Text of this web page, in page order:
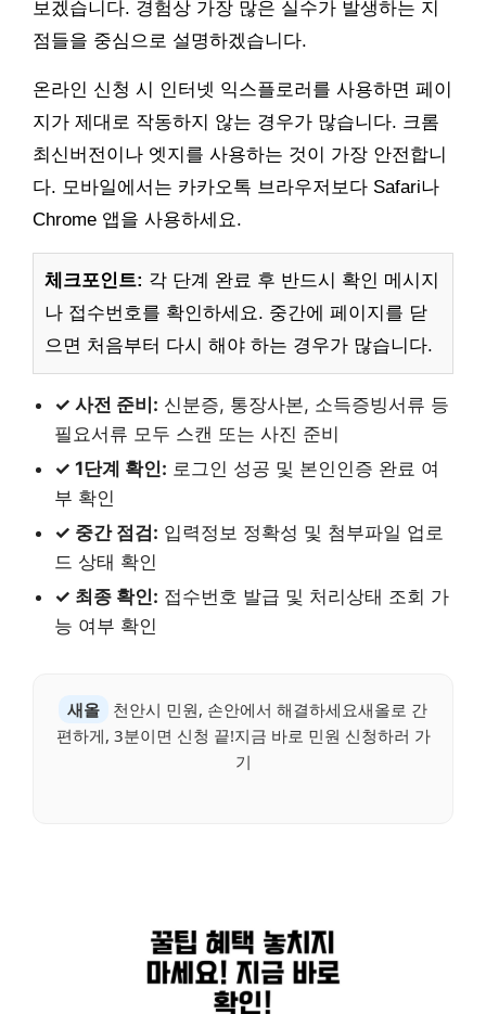
보겠습니다. 경험상 가장 많은 실수가 발생하는 지
점들을 중심으로 설명하겠습니다.
온라인 신청 시 인터넷 익스플로러를 사용하면 페이
지가 제대로 작동하지 않는 경우가 많습니다. 크롬
최신버전이나 엣지를 사용하는 것이 가장 안전합니
다. 모바일에서는 카카오톡 브라우저보다 Safari나
Chrome 앱을 사용하세요.
체크포인트: 각 단계 완료 후 반드시 확인 메시지
나 접수번호를 확인하세요. 중간에 페이지를 닫
으면 처음부터 다시 해야 하는 경우가 많습니다.
✓ 사전 준비: 신분증, 통장사본, 소득증빙서류 등
필요서류 모두 스캔 또는 사진 준비
✓ 1단계 확인: 로그인 성공 및 본인인증 완료 여
부 확인
✓ 중간 점검: 입력정보 정확성 및 첨부파일 업로
드 상태 확인
✓ 최종 확인: 접수번호 발급 및 처리상태 조회 가
능 여부 확인
새올
천안시 민원, 손안에서 해결하세요새올로 간
편하게, 3분이면 신청 끝!지금 바로 민원 신청하러 가
기